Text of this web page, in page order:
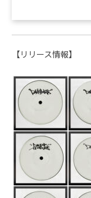
【リリース情報】